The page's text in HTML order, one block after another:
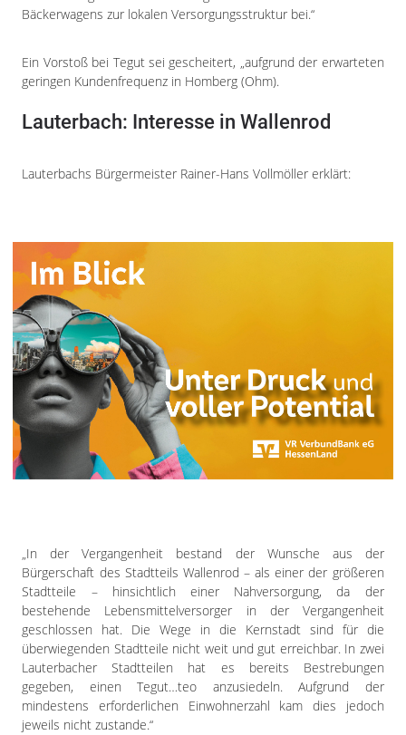
Bäckerwagens zur lokalen Versorgungsstruktur bei.“
Ein Vorstoß bei Tegut sei gescheitert, „aufgrund der erwarteten
geringen Kundenfrequenz in Homberg (Ohm).
Lauterbach: Interesse in Wallenrod
Lauterbachs Bürgermeister Rainer-Hans Vollmöller erklärt:
„In der Vergangenheit bestand der Wunsche aus der
Bürgerschaft des Stadtteils Wallenrod – als einer der größeren
Stadtteile – hinsichtlich einer Nahversorgung, da der
bestehende Lebensmittelversorger in der Vergangenheit
geschlossen hat. Die Wege in die Kernstadt sind für die
überwiegenden Stadtteile nicht weit und gut erreichbar. In zwei
Lauterbacher Stadtteilen hat es bereits Bestrebungen
gegeben, einen Tegut…teo anzusiedeln. Aufgrund der
mindestens erforderlichen Einwohnerzahl kam dies jedoch
jeweils nicht zustande.“